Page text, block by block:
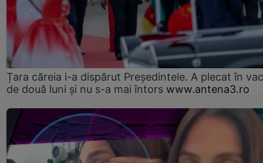
Țara căreia i-a dispărut Președintele. A plecat în
de două luni și nu s-a mai întors www.antena3.ro